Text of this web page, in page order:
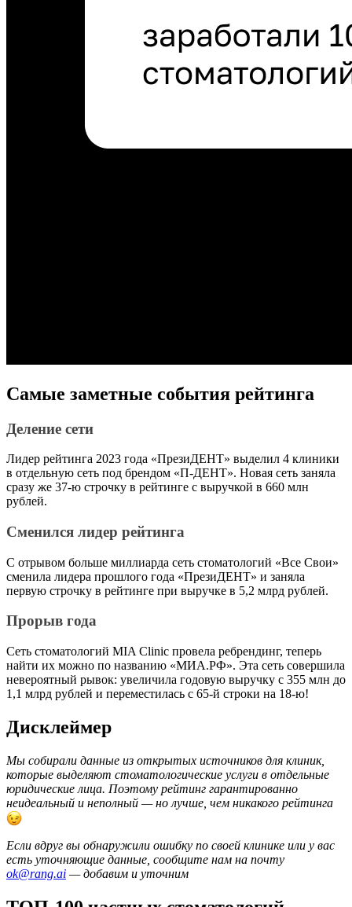
Самые заметные события рейтинга
Деление сети
Лидер рейтинга 2023 года «ПрезиДЕНТ» выделил 4 клиники
в отдельную сеть под брендом «П-ДЕНТ». Новая сеть заняла
сразу же 37-ю строчку в рейтинге с выручкой в 660 млн
рублей.
Сменился лидер рейтинга
С отрывом больше миллиарда сеть стоматологий «Все Свои»
сменила лидера прошлого года «ПрезиДЕНТ» и заняла
первую строчку в рейтинге при выручке в 5,2 млрд рублей.
Прорыв года
Сеть стоматологий MIA Clinic провела ребрендинг, теперь
найти их можно по названию «МИА.РФ». Эта сеть совершила
невероятный рывок: увеличила годовую выручку c 355 млн до
1,1 млрд рублей и переместилась с 65-й строки на 18-ю!
Дисклеймер
Мы собирали данные из открытых источников для клиник,
которые выделяют стоматологические услуги в отдельные
юридические лица. Поэтому рейтинг гарантированно
неидеальный и неполный — но лучше, чем никакого рейтинга
Если вдруг вы обнаружили ошибку по своей клинике или у вас
есть уточняющие данные, сообщите нам на почту
ok@rang.ai — добавим и уточним